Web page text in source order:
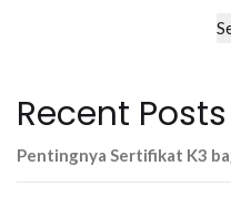
Recent Posts
Pentingnya Sertifikat K3